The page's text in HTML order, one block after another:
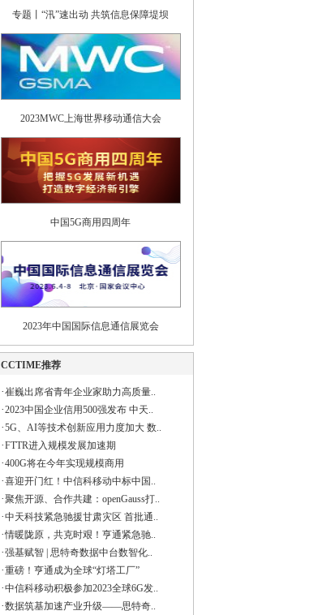
专题丨“汛”速出动 共筑信息保障堤坝
2023MWC上海世界移动通信大会
中国5G商用四周年
2023年中国国际信息通信展览会
CCTIME推荐
·崔巍出席省青年企业家助力高质量..
·2023中国企业信用500强发布 中天..
·5G、AI等技术创新应用力度加大 数..
·FTTR进入规模发展加速期
·400G将在今年实现规模商用
·喜迎开门红！中信科移动中标中国..
·聚焦开源、合作共建：openGauss打..
·中天科技紧急驰援甘肃灾区 首批通..
·情暖陇原，共克时艰！亨通紧急驰..
·强基赋智 | 思特奇数据中台数智化..
·重磅！亨通成为全球“灯塔工厂”
·中信科移动积极参加2023全球6G发..
·数据筑基加速产业升级——思特奇..